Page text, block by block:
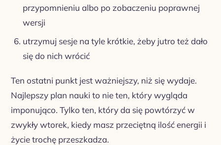
przypomnieniu albo po zobaczeniu poprawnej
wersji
utrzymuj sesje na tyle krótkie, żeby jutro też dało
się do nich wrócić
Ten ostatni punkt jest ważniejszy, niż się wydaje.
Najlepszy plan nauki to nie ten, który wygląda
imponująco. Tylko ten, który da się powtórzyć w
zwykły wtorek, kiedy masz przeciętną ilość energii i
życie trochę przeszkadza.